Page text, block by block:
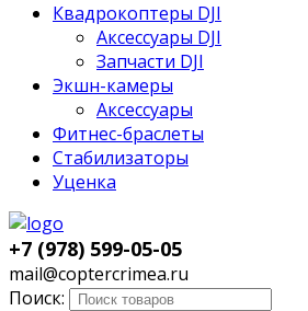
Квадрокоптеры DJI
Аксессуары DJI
Запчасти DJI
Экшн-камеры
Аксессуары
Фитнес-браслеты
Стабилизаторы
Уценка
+7 (978) 599-05-05
mail@coptercrimea.ru
Поиск: